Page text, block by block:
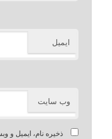
ایمیل
وب‌ سایت
ذخیره نام، ایمیل و